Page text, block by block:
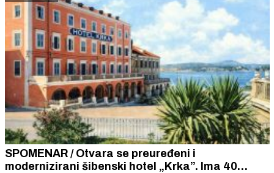
SPOMENAR / Otvara se preuređeni i
modernizirani šibenski hotel „Krka”. Ima 40